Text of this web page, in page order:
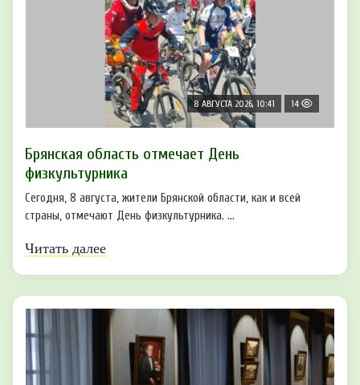
8 АВГУСТА 2026, 10:41 14
Брянская область отмечает День
физкультурника
Сегодня, 8 августа, жители Брянской области, как и всей
страны, отмечают День физкультурника. ...
Читать далее